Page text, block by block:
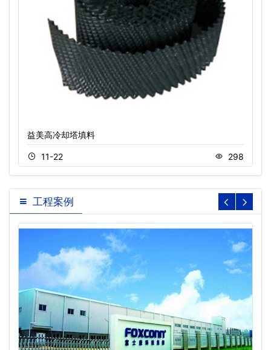
益美高冷却塔填料
11-22 298
工程案例